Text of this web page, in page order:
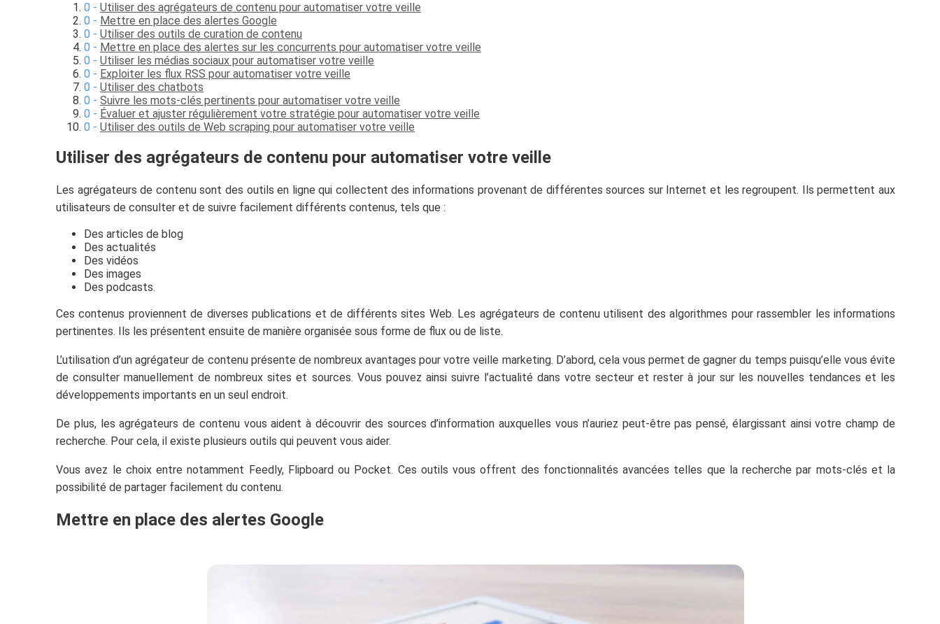
Utiliser des agrégateurs de contenu pour automatiser votre veille
Mettre en place des alertes Google
Utiliser des outils de curation de contenu
Mettre en place des alertes sur les concurrents pour automatiser votre veille
Utiliser les médias sociaux pour automatiser votre veille
Exploiter les flux RSS pour automatiser votre veille
Utiliser des chatbots
Suivre les mots-clés pertinents pour automatiser votre veille
Évaluer et ajuster régulièrement votre stratégie pour automatiser votre veille
Utiliser des outils de Web scraping pour automatiser votre veille
Utiliser des agrégateurs de contenu pour automatiser votre veille
Les agrégateurs de contenu sont des outils en ligne qui collectent des informations provenant de différentes sources sur Internet et les regroupent. Ils permettent aux
utilisateurs de consulter et de suivre facilement différents contenus, tels que :
Des articles de blog
Des actualités
Des vidéos
Des images
Des podcasts.
Ces contenus proviennent de diverses publications et de différents sites Web. Les agrégateurs de contenu utilisent des algorithmes pour rassembler les informations
pertinentes. Ils les présentent ensuite de manière organisée sous forme de flux ou de liste.
L’utilisation d’un agrégateur de contenu présente de nombreux avantages pour votre veille marketing. D’abord, cela vous permet de gagner du temps puisqu’elle vous évite
de consulter manuellement de nombreux sites et sources. Vous pouvez ainsi suivre l’actualité dans votre secteur et rester à jour sur les nouvelles tendances et les
développements importants en un seul endroit.
De plus, les agrégateurs de contenu vous aident à découvrir des sources d’information auxquelles vous n’auriez peut-être pas pensé, élargissant ainsi votre champ de
recherche. Pour cela, il existe plusieurs outils qui peuvent vous aider.
Vous avez le choix entre notamment Feedly, Flipboard ou Pocket. Ces outils vous offrent des fonctionnalités avancées telles que la recherche par mots-clés et la
possibilité de partager facilement du contenu.
Mettre en place des alertes Google
!
revendue. Vous pouvez vous désinscrire à tout